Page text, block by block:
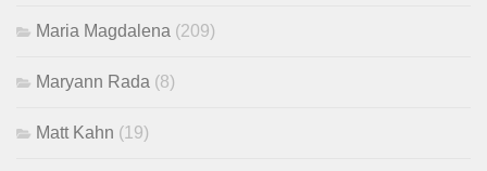
Maria Magdalena (209)
Maryann Rada (8)
Matt Kahn (19)